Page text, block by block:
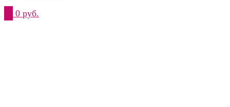
0 руб.